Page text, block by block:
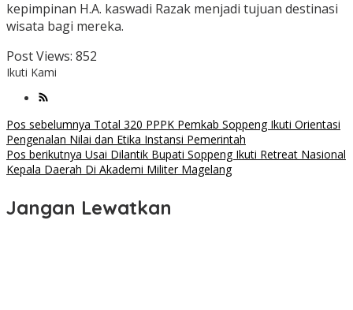
kepimpinan H.A. kaswadi Razak menjadi tujuan destinasi
wisata bagi mereka.
Post Views: 852
Ikuti Kami
Navigasi
pos
Pos sebelumnya Total 320 PPPK Pemkab Soppeng Ikuti Orientasi
Pengenalan Nilai dan Etika Instansi Pemerintah
Pos berikutnya Usai Dilantik Bupati Soppeng Ikuti Retreat Nasional
Kepala Daerah Di Akademi Militer Magelang
Jangan Lewatkan